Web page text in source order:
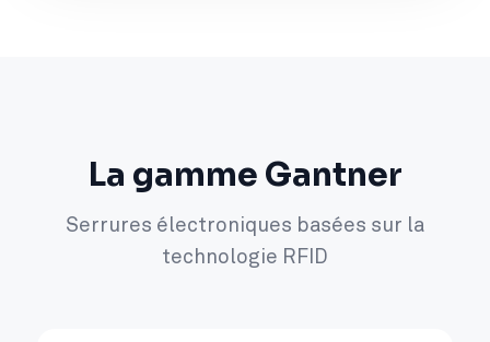
La gamme Gantner
Serrures électroniques basées sur la
technologie RFID